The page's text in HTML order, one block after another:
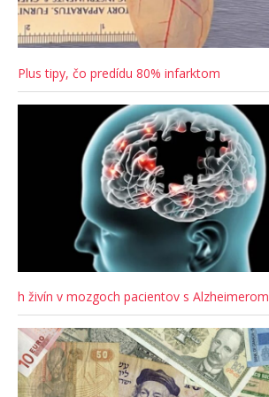
Plus tipy, čo predídu 80% infarktom
h živín v mozgoch pacientov s Alzheimerom